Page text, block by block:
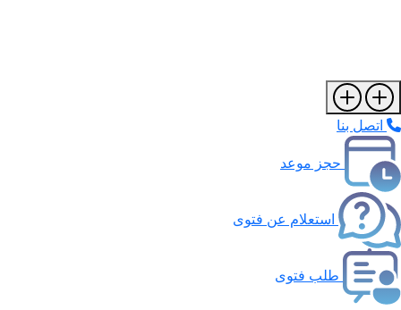
اتصل بنا
حجز موعد
استعلام عن فتوى
طلب فتوى